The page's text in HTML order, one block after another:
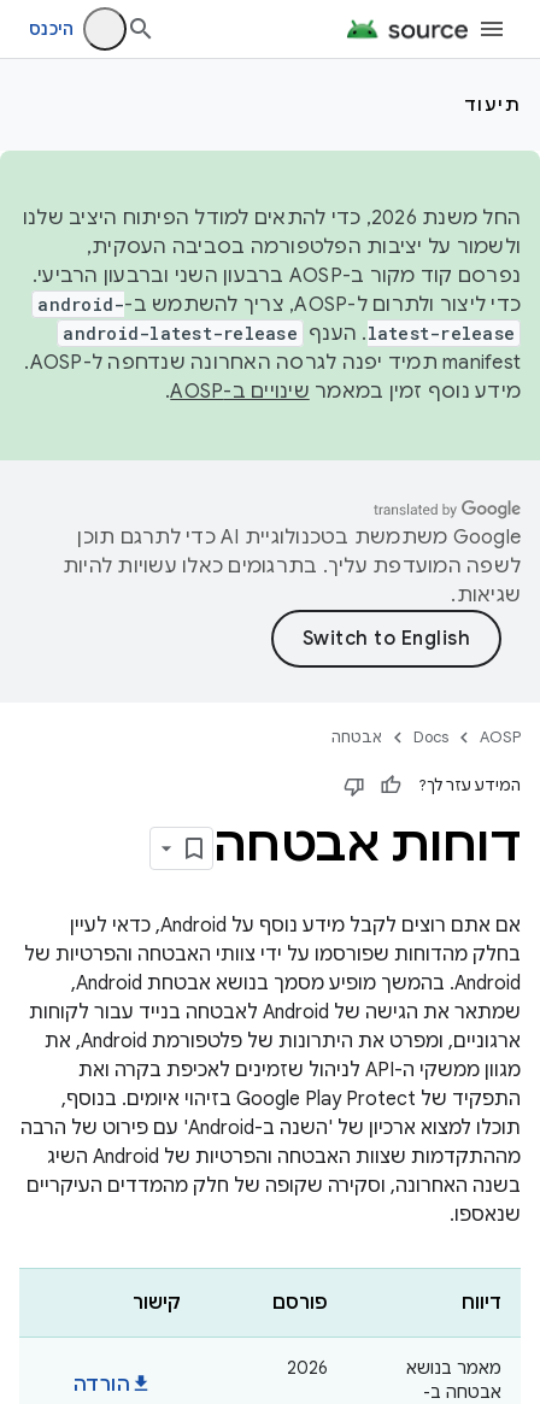
היכנס
תיעוד
החל משנת 2026, כדי להתאים למודל הפיתוח היציב שלנו
ולשמור על יציבות הפלטפורמה בסביבה העסקית,
נפרסם קוד מקור ב-AOSP ברבעון השני וברבעון הרביעי.
כדי ליצור ולתרום ל-AOSP, צריך להשתמש ב-
android-
latest-release. הענף android-latest-release
manifest תמיד יפנה לגרסה האחרונה שנדחפה ל-AOSP.
מידע נוסף זמין במאמר שינויים ב-AOSP .
‫Google משתמשת בטכנולוגיית AI כדי לתרגם תוכן
לשפה המועדפת עליך. בתרגומים כאלו עשויות להיות
שגיאות.
AOSP
Docs אבטחה
המידע עזר לך?
דוחות אבטחה
אם אתם רוצים לקבל מידע נוסף על Android, כדאי לעיין
בחלק מהדוחות שפורסמו על ידי צוותי האבטחה והפרטיות של
Android. בהמשך מופיע מסמך בנושא אבטחת Android,
שמתאר את הגישה של Android לאבטחה בנייד עבור לקוחות
ארגוניים, ומפרט את היתרונות של פלטפורמת Android, את
מגוון ממשקי ה-API לניהול שזמינים לאכיפת בקרה ואת
התפקיד של Google Play Protect בזיהוי איומים. בנוסף,
תוכלו למצוא ארכיון של 'השנה ב-Android' עם פירוט של הרבה
מההתקדמות שצוות האבטחה והפרטיות של Android השיג
בשנה האחרונה, וסקירה שקופה של חלק מהמדדים העיקריים
שנאספו.
דיווח פורסם קישור
מאמר בנושא
אבטחה ב-
2026
download הורדה